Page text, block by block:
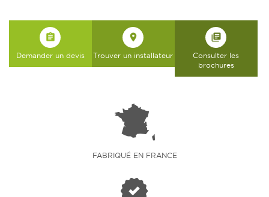
assignment
Demander un devis
place
Trouver un installateur
library_books
Consulter les
brochures
FABRIQUÉ EN FRANCE